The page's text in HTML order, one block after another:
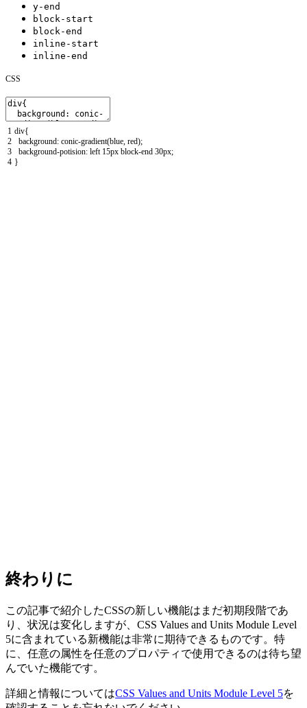
y-end
block-start
block-end
inline-start
inline-end
CSS
1
2
3
4
div{
background: conic-gradient(blue red);
background-potision: left 15px block-end 30px;
}
終わりに
この記事で紹介したCSSの新しい機能はまだ初期段階であ
り、状況は変化しますが、CSS Values and Units Module Level
5に含まれている新機能は非常に期待できるものです。特
に、任意の属性を任意のプロパティで使用できるのは待ち望
んでいた機能です。
詳細と情報についてはCSS Values and Units Module Level 5を